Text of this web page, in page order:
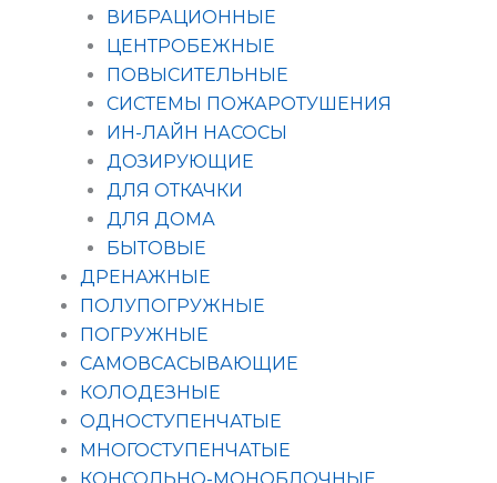
ВИБРАЦИОННЫЕ
ЦЕНТРОБЕЖНЫЕ
ПОВЫСИТЕЛЬНЫЕ
СИСТЕМЫ ПОЖАРОТУШЕНИЯ
ИН-ЛАЙН НАСОСЫ
ДОЗИРУЮЩИЕ
ДЛЯ ОТКАЧКИ
ДЛЯ ДОМА
БЫТОВЫЕ
ДРЕНАЖНЫЕ
ПОЛУПОГРУЖНЫЕ
ПОГРУЖНЫЕ
САМОВСАСЫВАЮЩИЕ
КОЛОДЕЗНЫЕ
ОДНОСТУПЕНЧАТЫЕ
МНОГОСТУПЕНЧАТЫЕ